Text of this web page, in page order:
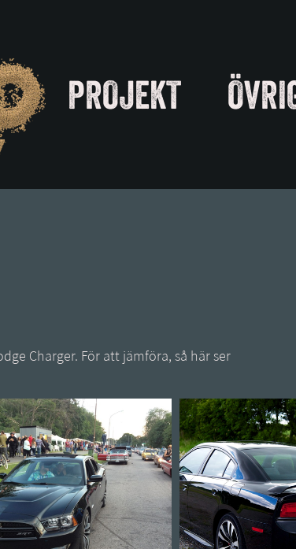
PROJEKT
Charger. För att jämföra, så här ser